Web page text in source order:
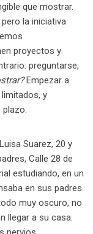
que mostrar.
la iniciativa
proyectos y
preguntarse,
Empezar a
y
Suarez, 20 y
Calle 28 de
estudiando, en un
en sus padres.
muy oscuro, no
llegar a su casa.